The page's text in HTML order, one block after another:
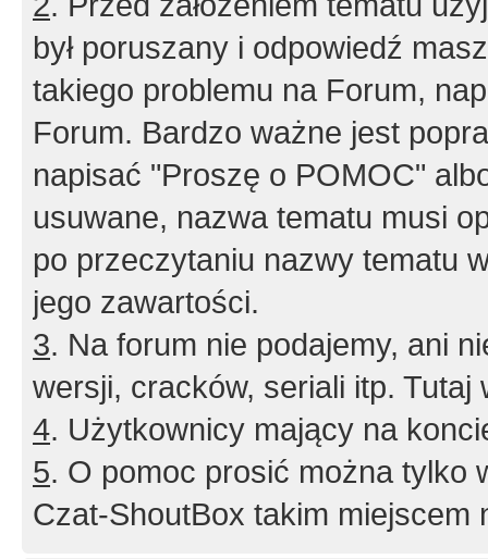
był poruszany i odpowiedź
takiego problemu na Forum,
Forum. Bardzo ważne jest
napisać "Proszę o POMOC"
usuwane, nazwa tematu musi
po przeczytaniu nazwy tematu
jego zawartości.
3. Na forum nie podajemy, ani
wersji, cracków, seriali itp. Tutaj
4. Użytkownicy mający na
5. O pomoc prosić można tylko
Czat-ShoutBox takim miejscem